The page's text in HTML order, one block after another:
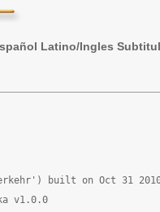
Latino/Ingles
built on Oct 31 2010
v1.0.0